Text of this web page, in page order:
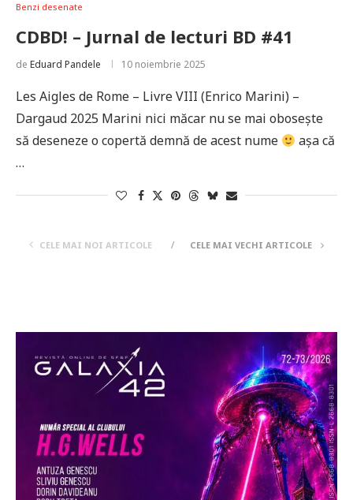
Benzi desenate
CDBD! – Jurnal de lecturi BD #41
de Eduard Pandele 10 noiembrie 2025
Les Aigles de Rome – Livre VIII (Enrico Marini) –
Dargaud 2025 Marini nici măcar nu se mai obosește
să deseneze o copertă demnă de acest nume
așa că
…
CELE MAI NOI ARTICOLE CELE MAI VECHI ARTICOLE